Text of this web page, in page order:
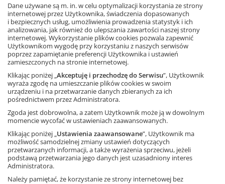
Książka
Matematyka, szkoła podstawowa
128 stron
ISBN: 9788374209557
Inni klienci kupili także
Ta strona używa plików cookies.
Akceptuję
Dowiedz się więcej
Dane używane są m. in. w celu optymalizacji korzystania ze strony
internetowej przez Użytkownika, świadczenia dopasowanych
i bezpiecznych usług, umożliwienia prowadzenia statystyk i ich
analizowania, jak również do ulepszania zawartości naszej strony
internetowej. Wykorzystanie plików cookies pozwala zapewnić
Użytkownikom wygodę przy korzystaniu z naszych serwisów
poprzez zapamiętanie preferencji Użytkownika i ustawień
zamieszczonych na stronie internetowej.
Klikając poniżej „Akceptuję i przechodzę do Serwisu”, Użytkownik
wyraża zgodę na umieszczanie plików cookies w swoim
urządzeniu i na przetwarzanie danych zbieranych za ich
pośrednictwem przez Administratora.
Zgoda jest dobrowolna, a zatem Użytkownik może ją w dowolnym
momencie wycofać w ustawieniach zaawansowanych.
Klikając poniżej „Ustawienia zaawansowane”, Użytkownik ma
możliwość samodzielnej zmiany ustawień dotyczących
przetwarzanych informacji, a także wyrażenia sprzeciwu, jeżeli
podstawą przetwarzania jego danych jest uzasadniony interes
Administratora.
Należy pamiętać, że korzystanie ze strony internetowej bez